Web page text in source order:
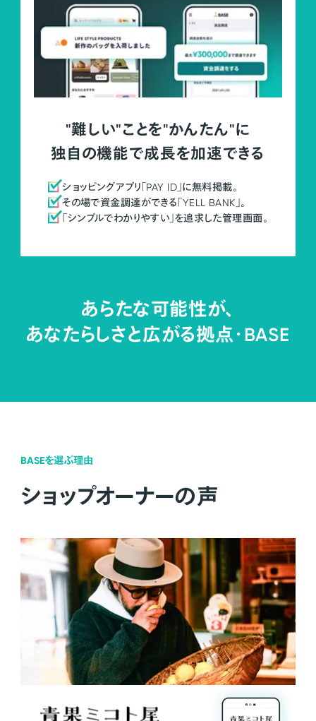
"難しい"ことを"かんたん"に
独自の機能で成長を加速できる
ショッピングアプリ「PAY ID」に無料掲載。
その場で資金調達ができる「YELL BANK」。
「シンプルでわかりやすい」を追求した管理画面。
あらたな可能性が、
あなたらしさと広がる拠点・BASE
BASEを選ぶ理由
ショップオーナーの声